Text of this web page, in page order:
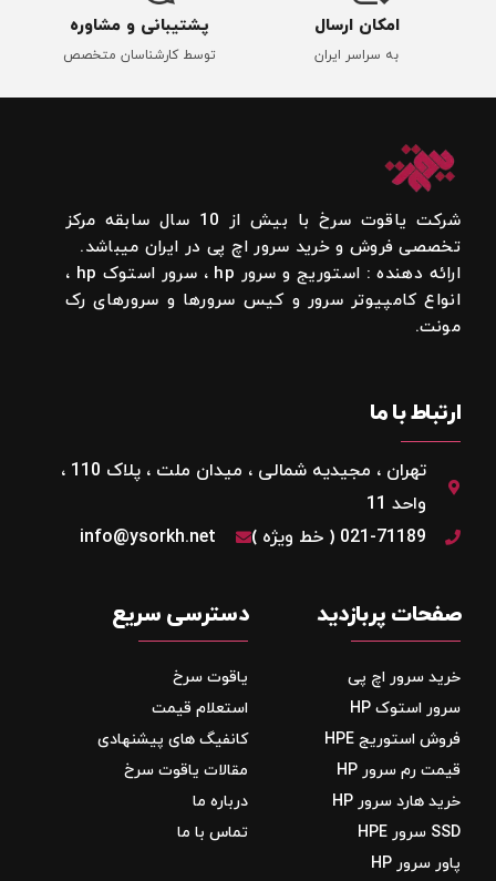
امکان ارسال
به سراسر ایران
پشتیبانی و مشاوره
توسط کارشناسان متخصص
شرکت یاقوت سرخ با بیش از 10 سال سابقه مرکز
تخصصی فروش و خرید سرور اچ پی در ایران میباشد.
ارائه دهنده : استوریج و سرور hp ، سرور استوک hp ،
انواع کامپیوتر سرور و کیس سرورها و سرورهای رک
مونت.
ارتباط با ما
تهران ، مجیدیه شمالی ، میدان ملت ، پلاک 110 ،
واحد 11
021-71189 ( خط ویژه )
info@ysorkh.net
صفحات پربازدید
خرید سرور اچ پی
سرور استوک HP
فروش استوریج‌ HPE
قیمت رم سرور HP
خرید هارد سرور HP
SSD سرور HPE
پاور سرور HP
دسترسی سریع
یاقوت سرخ
استعلام قیمت
کانفیگ های پیشنهادی
مقالات یاقوت سرخ
درباره ما
تماس با ما